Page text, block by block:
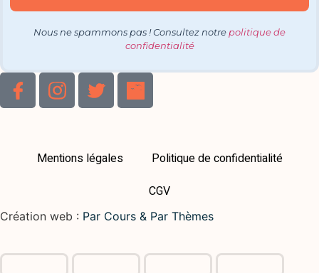
Nous ne spammons pas ! Consultez notre politique de
confidentialité
Mentions légales
Politique de confidentialité
CGV
Création web : Par Cours & Par Thèmes